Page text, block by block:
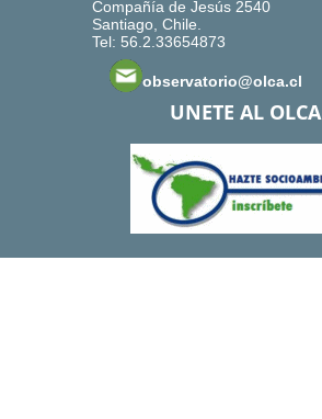
Compañía de Jesús 2540
Santiago, Chile.
Tel: 56.2.33654873
observatorio@olca.cl
UNETE AL OLCA